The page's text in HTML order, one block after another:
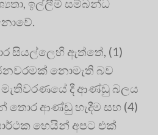
ඉල්ලීම් සම්බන්ධ
සියල්ලෙහි ඇත්තේ, (1)
නොමැති බව
මැතිවරණයේ දී ආණ්ඩු බලය
තොර ආණ්ඩු හැදීම සහ (4)
හෙයින් අපට එක්